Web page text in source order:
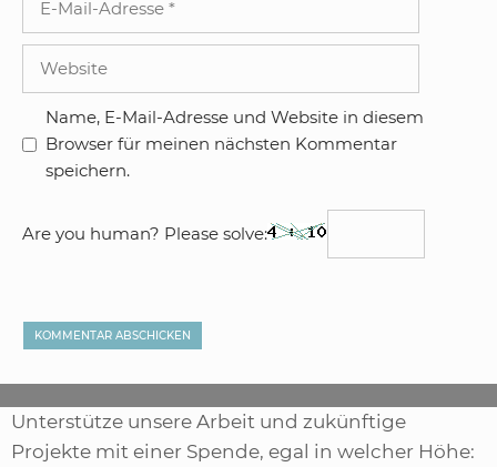
Adresse
Name, E-Mail-Adresse und Website in diesem
Browser für meinen nächsten Kommentar
speichern.
Are you human? Please solve:
Unterstütze unsere Arbeit und zukünftige
Projekte mit einer Spende, egal in welcher Höhe: